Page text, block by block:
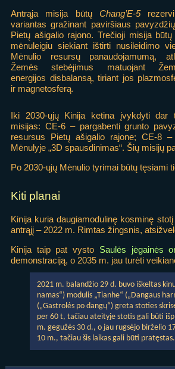
Antrąja misija būtų Chang’E-5
variantas gražinant paviršiaus
Pietų ašigalio rajono. Trečioji misija
mėnuleigiu siekiant ištirti nusileidimo
Mėnulio resursų panaudojamumą,
Žemės stebėjimus matuojant
energijos disbalansą, tiriant jos
ir magnetosferą.
Iki 2030-ųjų Kinija ketina įvykdyti dar
misijas: CE-6 – pargabenti grunto
resursus Pietų ašigalio rajone; CE-8
Mėnulyje „3D spausdinimas“. Šių misijų
Po 2030-ųjų Mėnulio tyrimai būtų tęsiami
Kiti planai
Kinija kuria daugiamodulinę kosminę
antrąjį – 2022 m. Rimtas žingsnis,
Kinija taip pat vysto Saulės jėgainės
demonstraciją, o 2035 m. jau turėti
2021 m. balandžio 29 d. buvo iškeltas
namas“) modulis „Tianhe“ („Dangaus
(„Gastrolės po dangų“) greta stoties
per 60 t, tačiau ateityje stotis gali būti
m. gegužės 30 d., o jau rugsėjo birželio
10 m., tačiau šis laikas gali būti pratęstas.